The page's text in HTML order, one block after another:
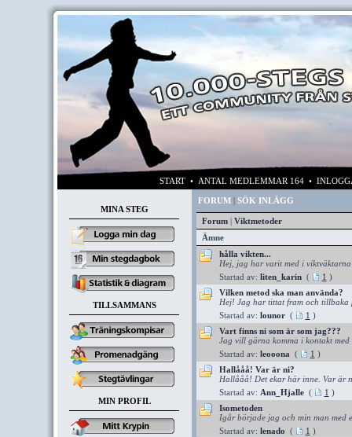
START • ANTAL MEDLEMMAR 164 •
MINA STEG
TILLSAMMANS
MIN PROFIL
FORUM| SÖK INLÄGG
Forum| Viktmetoder
Ämne
hålla vikten...
Hej, jag har varit med i
Startad av: liten_karin( 1 )
Vilken metod ska man använda?
Hej! Jag har tittat fram och tillbaka
Startad av: lounor( 1 )
Vart finns ni som är som jag???
Jag vill gärna komma i kontakt med
Startad av: leooona ( 1 )
Hallååå! Var är ni?
Hallååå! Det ekar här inne. Var är
Startad av: Ann_Hjalle( 1 )
Isometoden
Igår började jag och min man med
Startad av: lenado ( 1 )